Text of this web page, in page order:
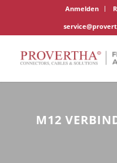
Anmelden
M12